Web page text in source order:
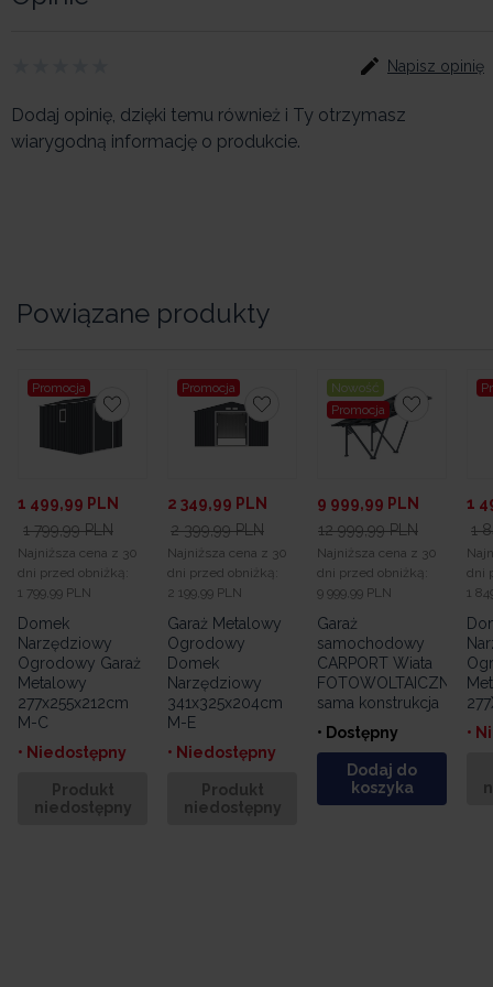
Napisz opinię
Dodaj opinię, dzięki temu również i Ty otrzymasz
wiarygodną informację o produkcie.
Powiązane produkty
Promocja
1 499,99 PLN
1 799,99 PLN
Najniższa cena z 30
dni przed obniżką:
1 799,99 PLN
Domek
Narzędziowy
Ogrodowy Garaż
Metalowy
277x255x212cm
M-C
• Niedostępny
Produkt
niedostępny
Promocja
2 349,99 PLN
2 399,99 PLN
Najniższa cena z 30
dni przed obniżką:
2 199,99 PLN
Garaż Metalowy
Ogrodowy
Domek
Narzędziowy
341x325x204cm
M-E
• Niedostępny
Produkt
niedostępny
Nowość
Promocja
9 999,99 PLN
12 999,99 PLN
Najniższa cena z 30
dni przed obniżką:
9 999,99 PLN
Garaż
samochodowy
CARPORT Wiata
FOTOWOLTAICZNA
sama konstrukcja
• Dostępny
Dodaj do
koszyka
1
1
dni
1
•